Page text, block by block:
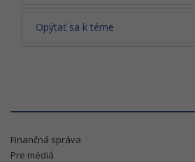
Opýtať sa k téme
Finančná správa
Pre médiá